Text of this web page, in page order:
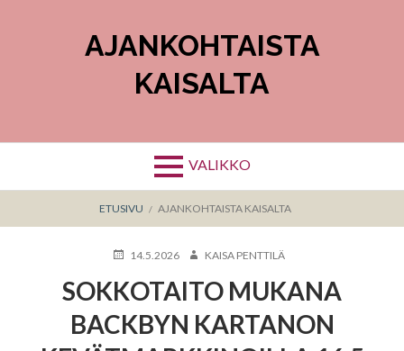
AJANKOHTAISTA
KAISALTA
VALIKKO
MURUPOLKU
ETUSIVU AJANKOHTAISTA KAISALTA
KIRJOITETTU
14.5.2026 KIRJOITTAJA
KAISA PENTTILÄ
SOKKOTAITO MUKANA
BACKBYN KARTANON